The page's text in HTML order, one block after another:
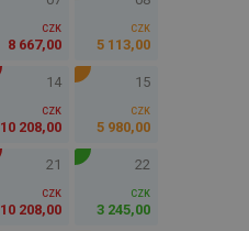
8 667,00
CZK
5 113,00
CZK
14
10 208,00
CZK
15
5 980,00
CZK
21
10 208,00
CZK
22
3 245,00
CZK